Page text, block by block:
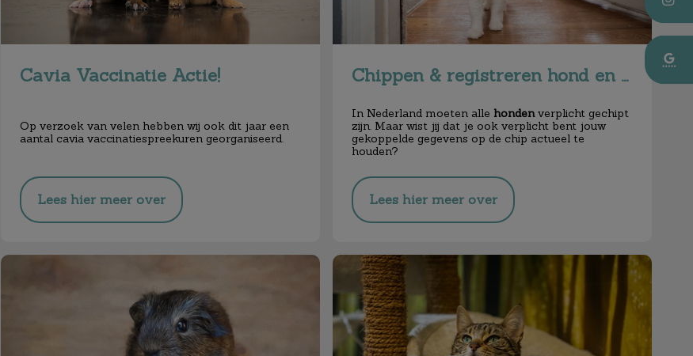
Cavia Vaccinatie Actie!
Op verzoek van velen hebben wij ook dit jaar een
aantal cavia vaccinatiespreekuren georganiseerd.
Lees hier meer over
Chippen & registreren hond en kat
In Nederland moeten alle hondenverplicht gechipt
zijn. Maar wist jij dat je ook verplicht bent jouw
gekoppelde gegevens op de chip actueel te
houden?
Lees hier meer over
Cavia Vaccinatiedagen! Kattenpension Castor gesloten